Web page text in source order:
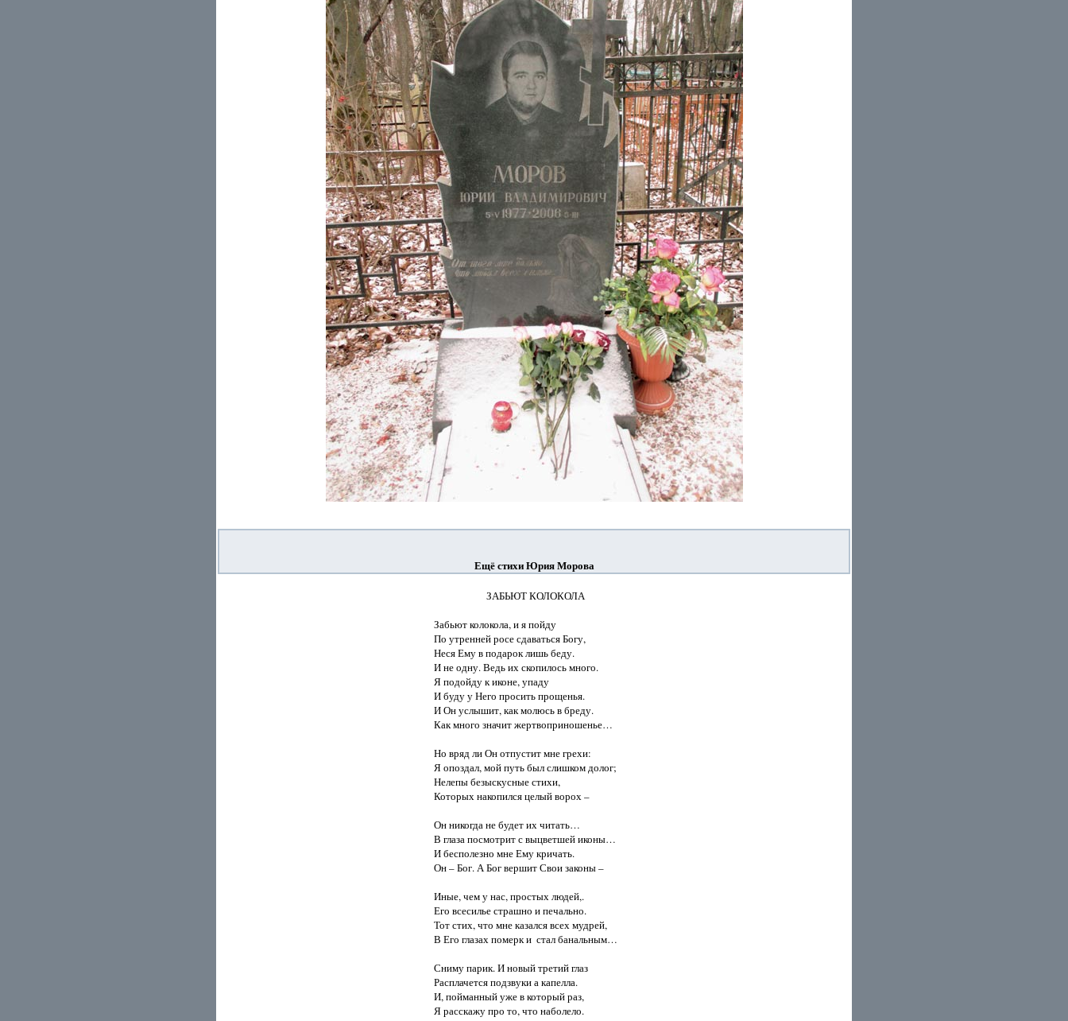
Ещё стихи Юрия Морова
                      ЗАБЬЮТ КОЛОКОЛА
Забьют колокола, и я пойду
По утренней росе сдаваться Богу,
Неся Ему в подарок лишь беду.
И не одну. Ведь их скопилось много.
Я подойду к иконе, упаду
И буду у Него просить прощенья.
И Он услышит, как молюсь в бреду.
Как много значит жертвоприношенье…
Но вряд ли Он отпустит мне грехи:
Я опоздал, мой путь был слишком долог;
Нелепы безыскусные стихи,
Которых накопился целый ворох –
Он никогда не будет их читать…
В глаза посмотрит с выцветшей иконы…
И бесполезно мне Ему кричать.
Он – Бог. А Бог вершит Свои законы –
Иные, чем у нас, простых людей,.
Его всесилье страшно и печально.
Тот стих, что мне казался всех мудрей,
В Его глазах померк и  стал банальным…
Сниму парик. И новый третий глаз
Расплачется подзвуки а капелла.
И, пойманный уже в который раз,
Я расскажу про то, что наболело.